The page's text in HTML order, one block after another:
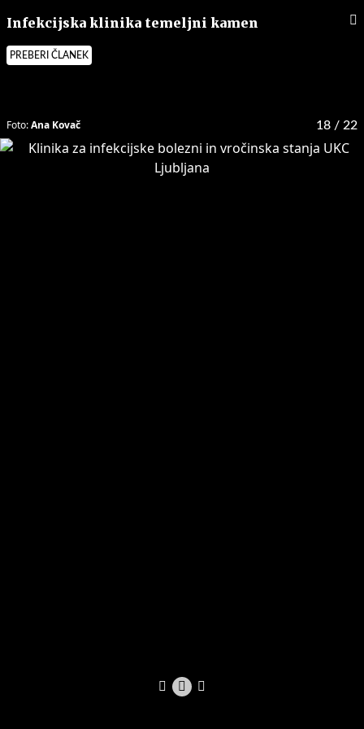
Infekcijska klinika temeljni kamen
PREBERI ČLANEK
18 / 22
Foto:Ana Kovač